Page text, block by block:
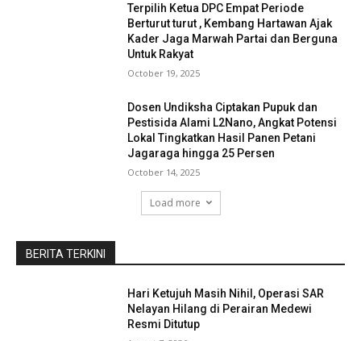
Terpilih Ketua DPC Empat Periode
Berturut turut , Kembang Hartawan Ajak
Kader Jaga Marwah Partai dan Berguna
Untuk Rakyat
October 19, 2025
Dosen Undiksha Ciptakan Pupuk dan
Pestisida Alami L2Nano, Angkat Potensi
Lokal Tingkatkan Hasil Panen Petani
Jagaraga hingga 25 Persen
October 14, 2025
Load more
BERITA TERKINI
Hari Ketujuh Masih Nihil, Operasi SAR
Nelayan Hilang di Perairan Medewi
Resmi Ditutup